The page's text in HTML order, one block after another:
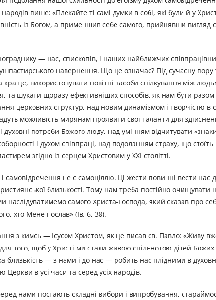
пише: «Плекайте ті самі думки в собі, які були й у Христі
із Богом, а применшив себе самого, прийнявши вигляд
— нас, єпископів, і наших найближчих
навернення. Що це означає? Під сучасну пору
використовувати новітні засоби спілкування між
та шукати щоразу ефективніших способів, як нам бути
церковних структур, над новим динамізмом і творчістю в
можливість мирянам проявити свої таланти для
потреби Божого люду, над умінням відчитувати
і духом співпраці, над подоланням страху, що стоїть
згідно із серцем Христовим у ХХІ столітті.
самовідречення не є самоціллю. Ці жести повинні вести нас
близькості. Тому нам треба постійно очищувати
самого Христа-Господа, який сказав про
хто Мене послав» (Ів. 6, 38).
з кимсь — Ісусом Христом, як це писав св. Павло: «Живу
того, щоб у Христі ми стали живою спільнотою дітей
— з нами і до нас — робить нас плідними в
в усі часи та серед усіх народів.
нами постають складні вибори і випробування,